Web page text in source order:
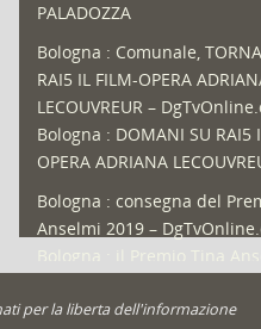
PALADOZZA
Bologna : Comunale,
RAI5 IL FILM-OPERA
LECOUVREUR –
Bologna : DOMANI SU RAI5
OPERA ADRIANA
Bologna : consegna del
Anselmi 2019 –
per la liberta dell'informazione